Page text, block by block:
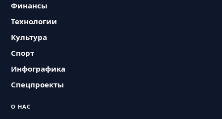
Финансы
Технологии
Культура
Спорт
Инфографика
Спецпроекты
О НАС